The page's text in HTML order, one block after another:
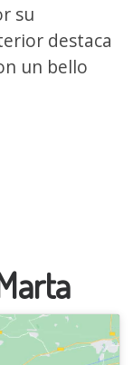
su
destaca
un bello